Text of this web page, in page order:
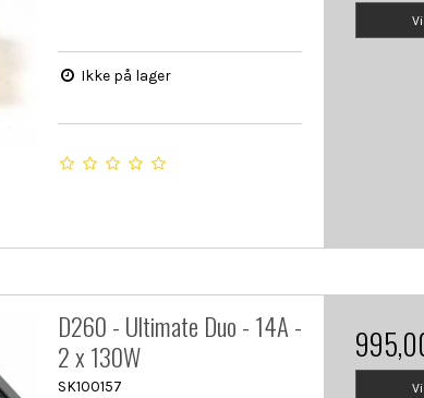
Ikke på lager
D260 - Ultimate Duo - 14A -
2 x 130W
SK100157